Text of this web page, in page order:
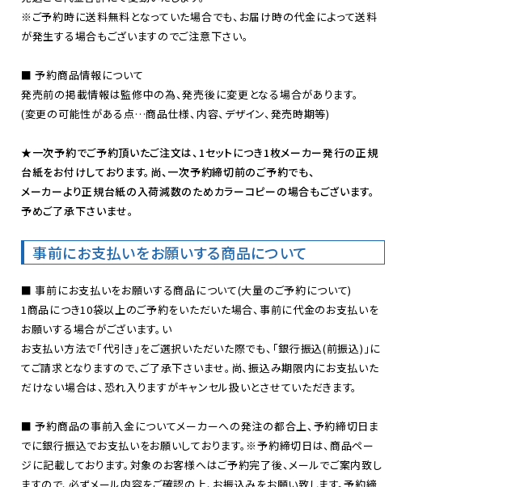
※ご予約時に送料無料となっていた場合でも、お届け時の代金によって送料
が発生する場合もございますのでご注意下さい。
■ 予約商品情報について
発売前の掲載情報は監修中の為、発売後に変更となる場合があります。
(変更の可能性がある点…商品仕様、内容、デザイン、発売時期等)
★一次予約でご予約頂いたご注文は、1セットにつき1枚メーカー発行の正規
台紙をお付けしております。尚、一次予約締切前のご予約でも、
メーカーより正規台紙の入荷減数のためカラーコピーの場合もございます。
予めご了承下さいませ。
事前にお支払いをお願いする商品について
■ 事前にお支払いをお願いする商品について(大量のご予約について)
1商品につき10袋以上のご予約をいただいた場合、事前に代金のお支払いを
お願いする場合がございます。い
お支払い方法で「代引き」をご選択いただいた際でも、「銀行振込(前振込)」に
てご請求となりますので、ご了承下さいませ。尚、振込み期限内にお支払いた
だけない場合は、恐れ入りますがキャンセル扱いとさせていただきます。
■ 予約商品の事前入金についてメーカーへの発注の都合上、予約締切日ま
でに銀行振込でお支払いをお願いしております。※予約締切日は、商品ペー
ジに記載しております。対象のお客様へはご予約完了後、メールでご案内致し